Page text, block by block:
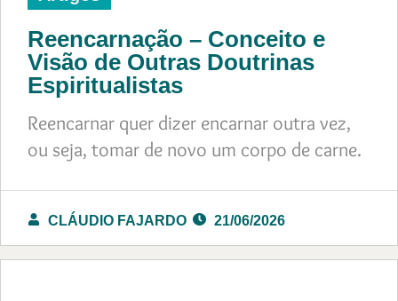
Reencarnação – Conceito e
Visão de Outras Doutrinas
Espiritualistas
Reencarnar quer dizer encarnar outra vez,
ou seja, tomar de novo um corpo de carne.
CLÁUDIO FAJARDO 21/06/2026